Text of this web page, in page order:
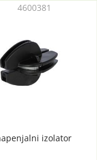
izolator
4600381